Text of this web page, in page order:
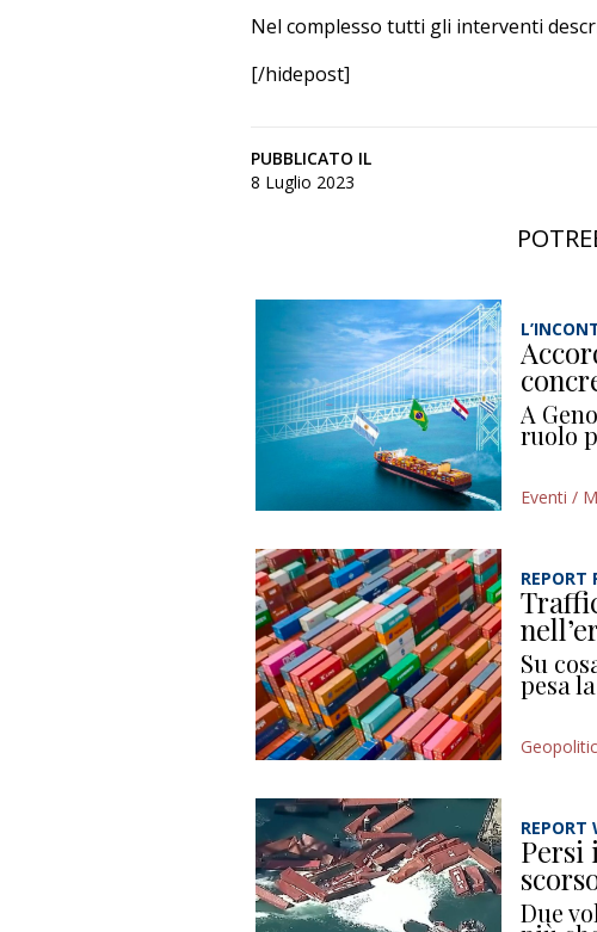
Nel complesso tutti gli interventi
[/hidepost]
PUBBLICATO IL
8 Luglio 2023
A
ruolo
Eventi /
REPORT
Su
pesa
REPORT
Persi
Due